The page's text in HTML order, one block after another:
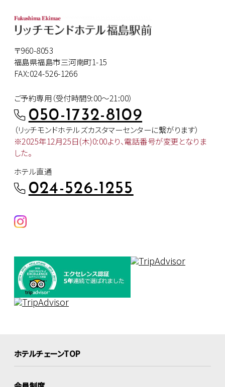
〒960-8053
福島県福島市三河南町1-15
FAX:024-526-1266
ご予約専用（受付時間9:00～21:00）
050-1732-8109
（リッチモンドホテルズカスタマーセンターに繋がります）
※2025年12月25日(木)0:00より、電話番号が変更となりま
した。
ホテル直通
024-526-1255
ホテルチェーンTOP